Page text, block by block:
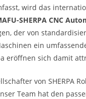
wird das
SHERPA CNC
der von
ein
eröffnen sich damit
von SHERPA
Team hat den